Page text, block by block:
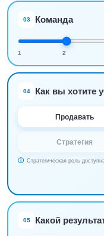
03 Команда
1 2
04 Как вы хотите
Продавать
Стратегия
Стратегическая роль
05 Какой